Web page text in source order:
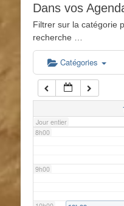
Dans vos
Filtrer sur la catégorie
recherche …
Catégories
Jour entier
5h00
6h00
7h00
8h00
9h00